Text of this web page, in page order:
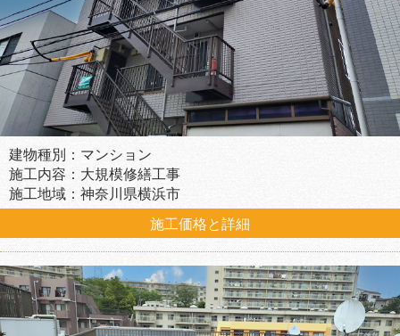
建物種別：マンション
施工内容：大規模修繕工事
施工地域：神奈川県横浜市
施工価格と詳細